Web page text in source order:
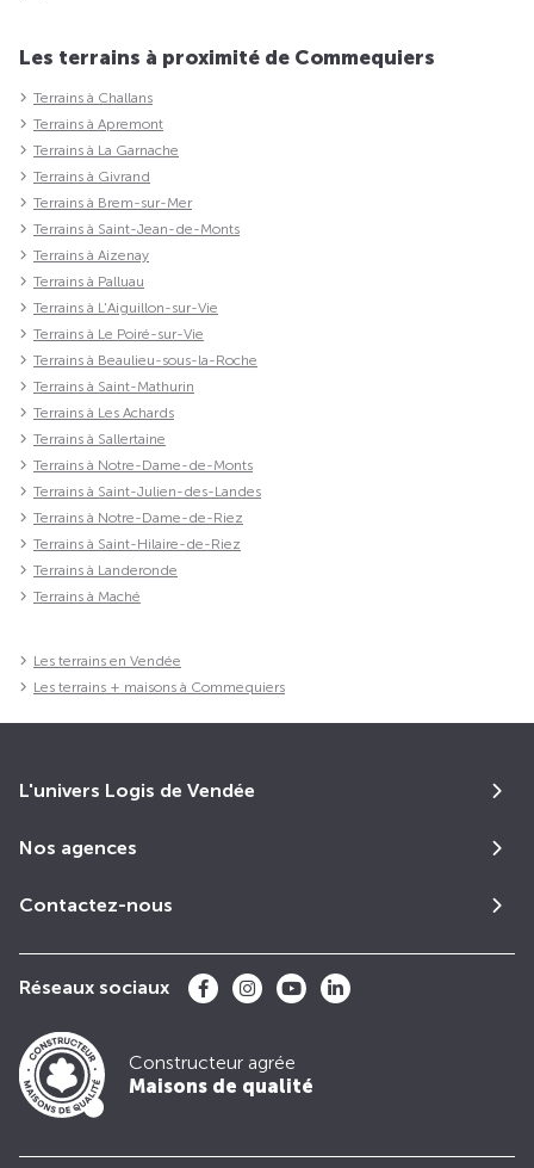
Les terrains à proximité de Commequiers
Terrains à Challans
Terrains à Apremont
Terrains à La Garnache
Terrains à Givrand
Terrains à Brem-sur-Mer
Terrains à Saint-Jean-de-Monts
Terrains à Aizenay
Terrains à Palluau
Terrains à L'Aiguillon-sur-Vie
Terrains à Le Poiré-sur-Vie
Terrains à Beaulieu-sous-la-Roche
Terrains à Saint-Mathurin
Terrains à Les Achards
Terrains à Sallertaine
Terrains à Notre-Dame-de-Monts
Terrains à Saint-Julien-des-Landes
Terrains à Notre-Dame-de-Riez
Terrains à Saint-Hilaire-de-Riez
Terrains à Landeronde
Terrains à Maché
Les terrains en Vendée
Les terrains + maisons à Commequiers
L'univers Logis de Vendée
Nos agences
Contactez-nous
Réseaux sociaux
Constructeur agrée
Maisons de qualité